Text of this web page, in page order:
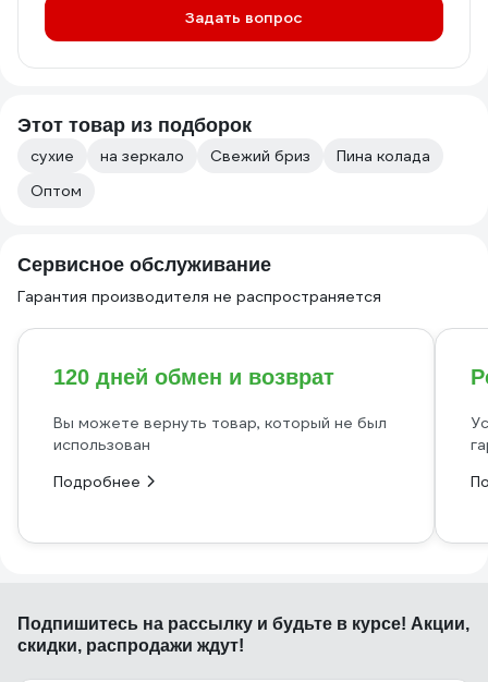
Задать вопрос
Этот товар из подборок
сухие на зеркало Свежий бриз
Пина колада
Оптом
Сервисное обслуживание
Гарантия производителя не распространяется
120 дней обмен и возврат
Вы можете вернуть товар, который не был
использован
Подробнее
Подпишитесь на рассылку и будьте в курсе! Акции,
скидки, распродажи ждут!